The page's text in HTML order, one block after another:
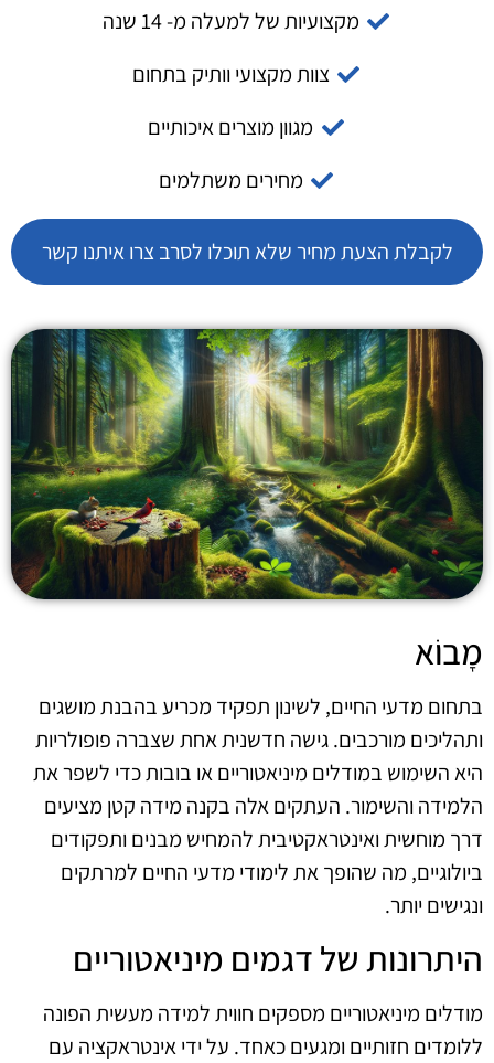
מקצועיות של למעלה מ- 14 שנה
צוות מקצועי וותיק בתחום
מגוון מוצרים איכותיים
מחירים משתלמים
לקבלת הצעת מחיר שלא תוכלו לסרב צרו איתנו קשר
מָבוֹא
בתחום מדעי החיים, לשינון תפקיד מכריע בהבנת מושגים
ותהליכים מורכבים. גישה חדשנית אחת שצברה פופולריות
היא השימוש במודלים מיניאטוריים או בובות כדי לשפר את
הלמידה והשימור. העתקים אלה בקנה מידה קטן מציעים
דרך מוחשית ואינטראקטיבית להמחיש מבנים ותפקודים
ביולוגיים, מה שהופך את לימודי מדעי החיים למרתקים
ונגישים יותר.
היתרונות של דגמים מיניאטוריים
מודלים מיניאטוריים מספקים חווית למידה מעשית הפונה
ללומדים חזותיים ומגעים כאחד. על ידי אינטראקציה עם